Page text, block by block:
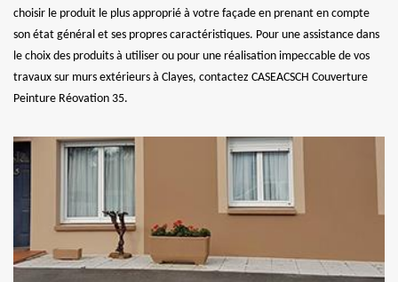
choisir le produit le plus approprié à votre façade en prenant en compte
son état général et ses propres caractéristiques. Pour une assistance dans
le choix des produits à utiliser ou pour une réalisation impeccable de vos
travaux sur murs extérieurs à Clayes, contactez CASEACSCH Couverture
Peinture Réovation 35.